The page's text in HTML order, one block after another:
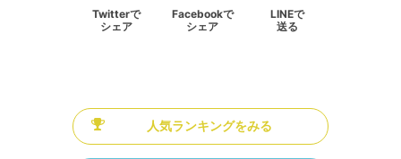
Twitterで
シェア
Facebookで
シェア
LINEで
送る
人気ランキングをみる